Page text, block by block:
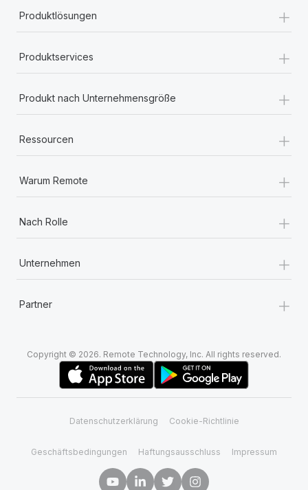
Produktlösungen +
Produktservices +
Produkt nach Unternehmensgröße +
Ressourcen +
Warum Remote +
Nach Rolle +
Unternehmen +
Partner +
Copyright © 2026. Remote Technology, Inc. All rights reserved.
Datenschutzerklärung Cookie-Richtlinie
Geschäftsbedingungen Haftungsausschluss Impressum